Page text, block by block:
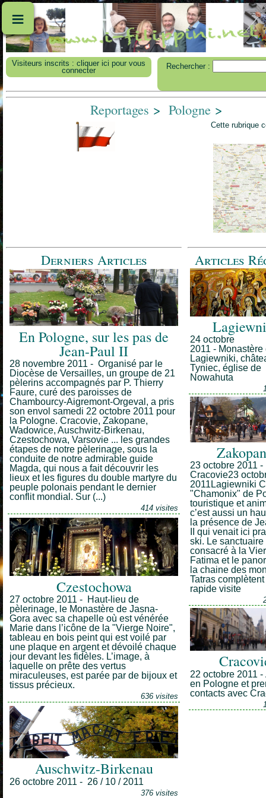
Visiteurs inscrits : cliquer ici pour vous
connecter
Rechercher :
≡
Reportages > Pologne>
Cette rubrique
Derniers Articles
En Pologne, sur les pas de
Jean-Paul II
28 novembre 2011 - Organisé par le
Diocèse de Versailles, un groupe de 21
pèlerins accompagnés par P. Thierry
Faure, curé des paroisses de
Chambourcy-Aigremont-Orgeval, a pris
son envol samedi 22 octobre 2011 pour
la Pologne. Cracovie, Zakopane,
Wadowice, Auschwitz-Birkenau,
Czestochowa, Varsovie ... les grandes
étapes de notre pèlerinage, sous la
conduite de notre admirable guide
Magda, qui nous a fait découvrir les
lieux et les figures du double martyre du
peuple polonais pendant le dernier
conflit mondial. Sur (...)
414 visites
Czestochowa
27 octobre 2011 - Haut-lieu de
pèlerinage, le Monastère de Jasna-
Gora avec sa chapelle où est vénérée
Marie dans l’icône de la "Vierge Noire",
tableau en bois peint qui est voilé par
une plaque en argent et dévoilé chaque
jour devant les fidèles. L’image, à
laquelle on prête des vertus
miraculeuses, est parée par de bijoux et
tissus précieux.
636 visites
Auschwitz-Birkenau
26 octobre 2011 - 26 / 10 / 2011
376 visites
Articles
24 octobre
2011 - Monastère
Lagiewniki,
Tyniec, église de
Nowahuta
23 octobre 2011 -
Cracovie23
2011Lagiewniki
"Chamonix" de
touristique et
c’est aussi un
la présence de
II qui venait ici
ski. Le sanctuaire
consacré à la
Fatima et le
la chaine des
Tatras
rapide visite
22 octobre 2011 -
en Pologne et
contacts avec